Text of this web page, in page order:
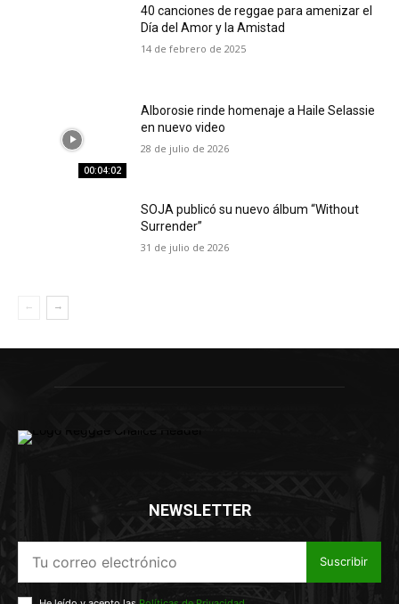
40 canciones de reggae para amenizar el
Día del Amor y la Amistad
14 de febrero de 2025
00:04:02
Alborosie rinde homenaje a Haile Selassie
en nuevo video
28 de julio de 2026
SOJA publicó su nuevo álbum “Without
Surrender”
31 de julio de 2026
NEWSLETTER
Suscribir